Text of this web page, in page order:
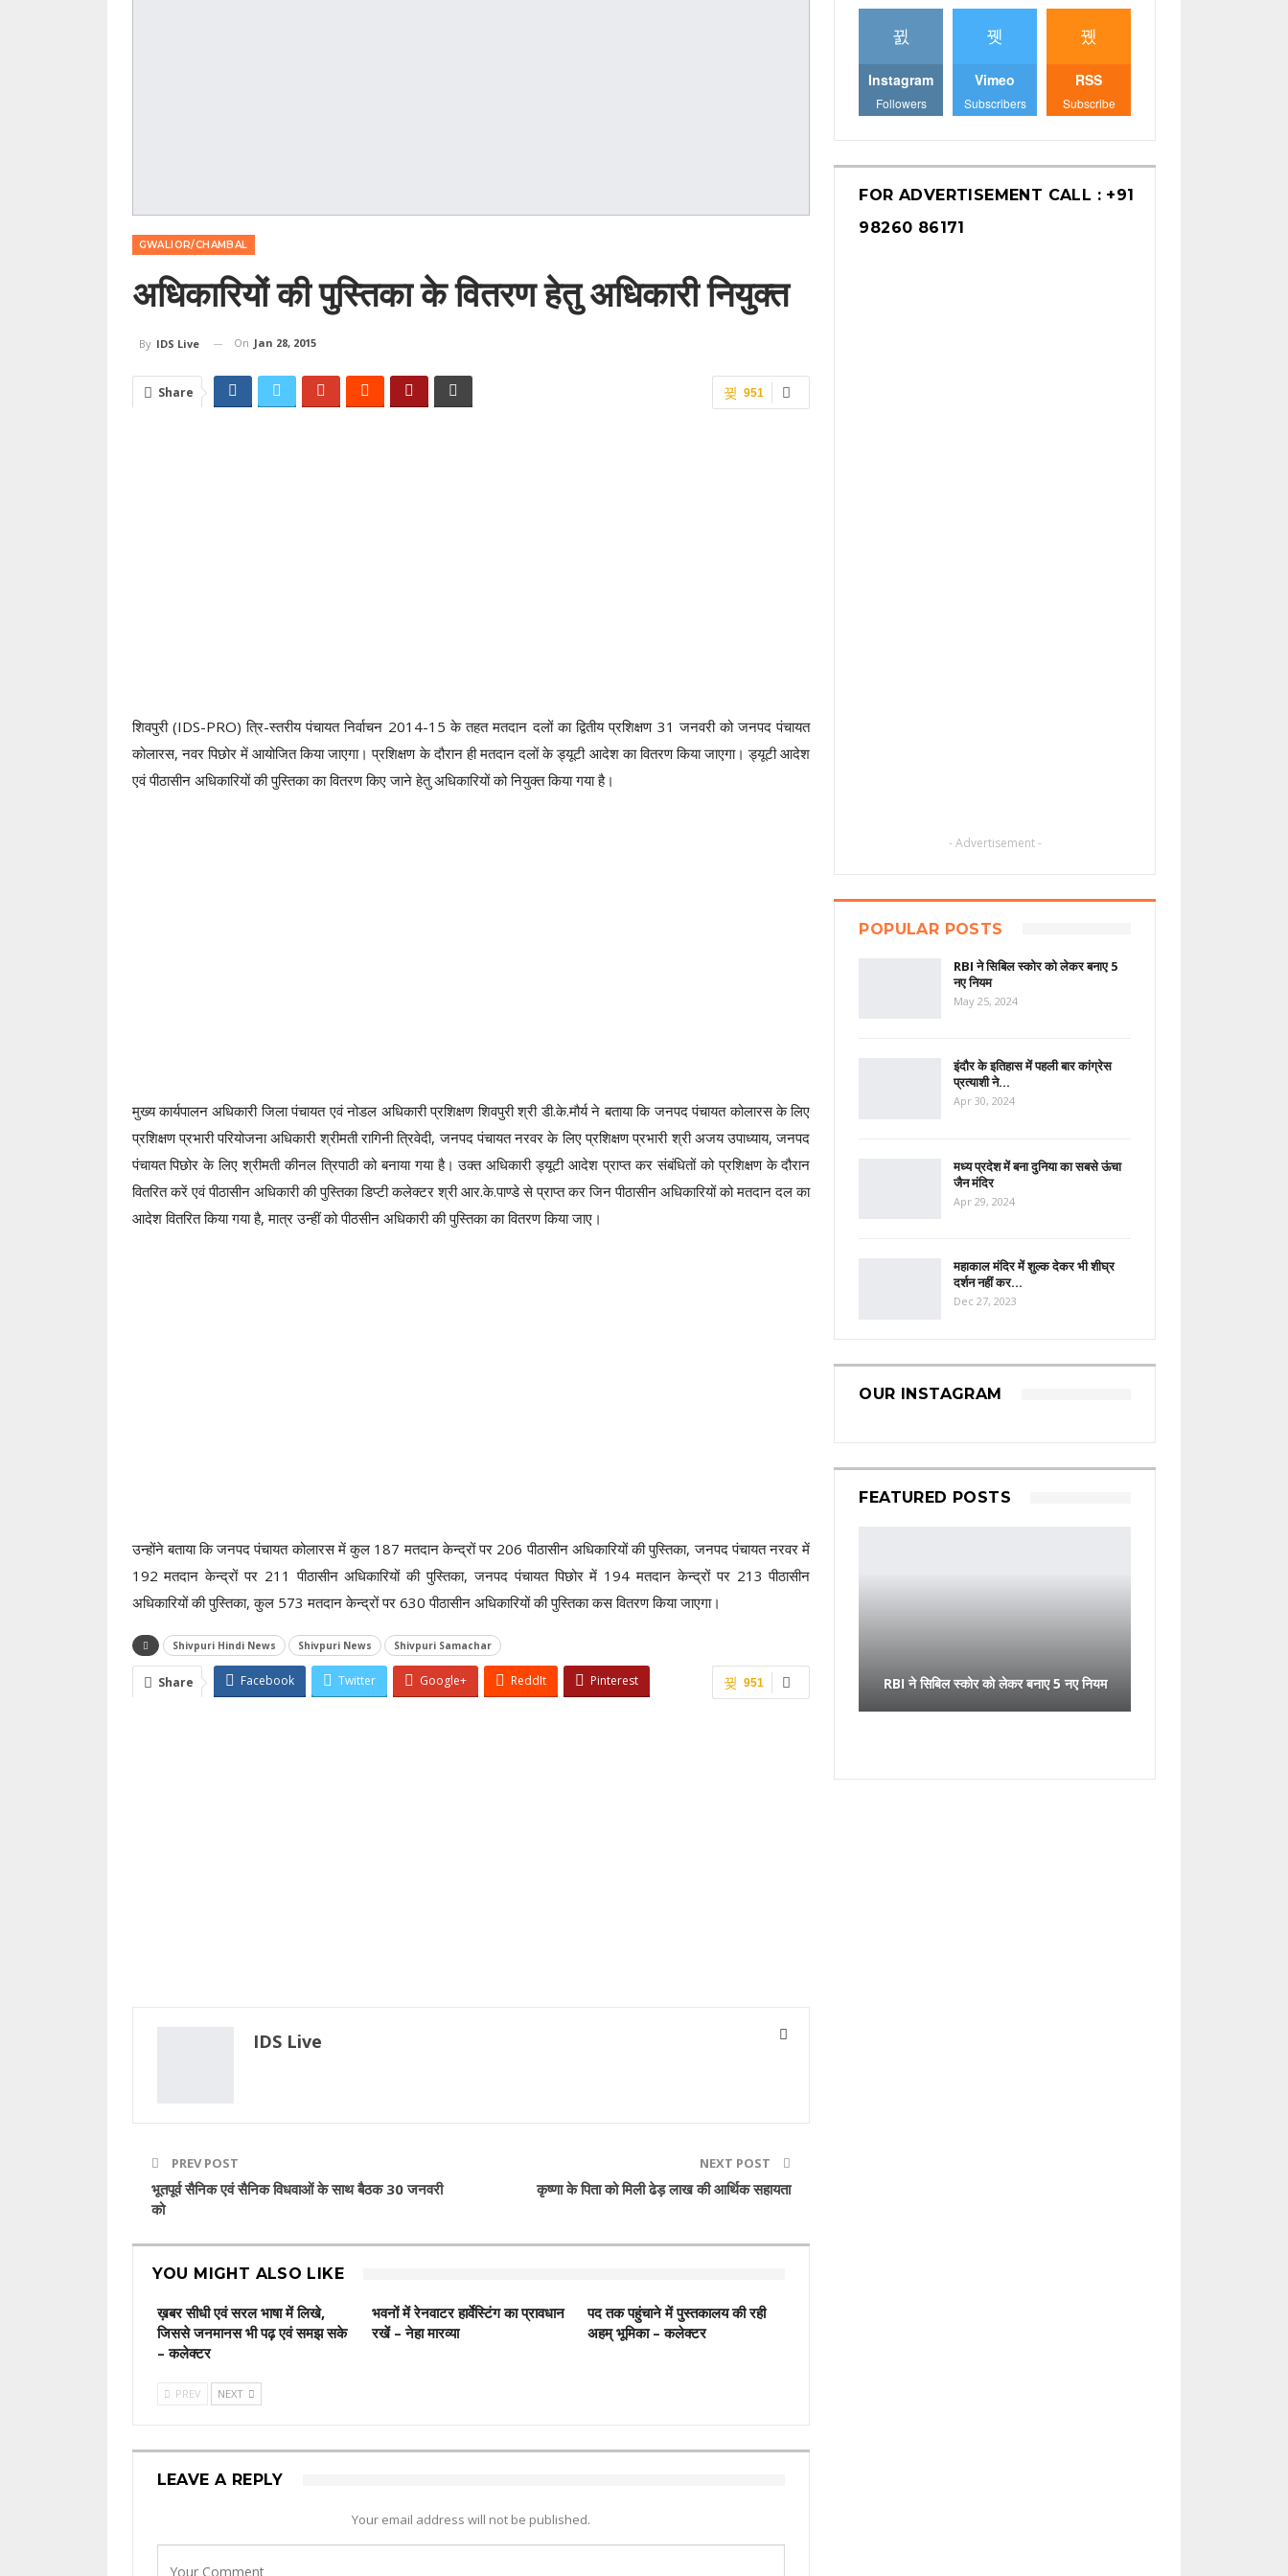
GWALIOR/CHAMBAL
अधिकारियों की पुस्तिका के वितरण हेतु अधिकारी नियुक्त
By IDS Live On Jan 28, 2015
951
Share
शिवपुरी (IDS-PRO) त्रि-स्तरीय पंचायत निर्वाचन 2014-15 के तहत मतदान दलों का द्वितीय प्रशिक्षण 31 जनवरी को जनपद पंचायत
कोलारस, नवर पिछोर में आयोजित किया जाएगा। प्रशिक्षण के दौरान ही मतदान दलों के ड्यूटी आदेश का वितरण किया जाएगा। ड्यूटी आदेश
एवं पीठासीन अधिकारियों की पुस्तिका का वितरण किए जाने हेतु अधिकारियों को नियुक्त किया गया है।
मुख्य कार्यपालन अधिकारी जिला पंचायत एवं नोडल अधिकारी प्रशिक्षण शिवपुरी श्री डी.के.मौर्य ने बताया कि जनपद पंचायत कोलारस के लिए
प्रशिक्षण प्रभारी परियोजना अधिकारी श्रीमती रागिनी त्रिवेदी, जनपद पंचायत नरवर के लिए प्रशिक्षण प्रभारी श्री अजय उपाध्याय, जनपद
पंचायत पिछोर के लिए श्रीमती कीनल त्रिपाठी को बनाया गया है। उक्त अधिकारी ड्यूटी आदेश प्राप्त कर संबंधितों को प्रशिक्षण के दौरान
वितरित करें एवं पीठासीन अधिकारी की पुस्तिका डिप्टी कलेक्टर श्री आर.के.पाण्डे से प्राप्त कर जिन पीठासीन अधिकारियों को मतदान दल का
आदेश वितरित किया गया है, मात्र उन्हीं को पीठसीन अधिकारी की पुस्तिका का वितरण किया जाए।
उन्होंने बताया कि जनपद पंचायत कोलारस में कुल 187 मतदान केन्द्रों पर 206 पीठासीन अधिकारियों की पुस्तिका, जनपद पंचायत नरवर में
192 मतदान केन्द्रों पर 211 पीठासीन अधिकारियों की पुस्तिका, जनपद पंचायत पिछोर में 194 मतदान केन्द्रों पर 213 पीठासीन
अधिकारियों की पुस्तिका, कुल 573 मतदान केन्द्रों पर 630 पीठासीन अधिकारियों की पुस्तिका कस वितरण किया जाएगा।
Shivpuri Hindi News Shivpuri News Shivpuri Samachar
951
Share Facebook Twitter Google+ ReddIt Pinterest
IDS Live
PREV POST
भूतपूर्व सैनिक एवं सैनिक विधवाओं के साथ बैठक 30 जनवरी
को
NEXT POST
कृष्णा के पिता को मिली ढेड़ लाख की आर्थिक सहायता
YOU MIGHT ALSO LIKE
ख़बर सीधी एवं सरल भाषा में लिखे,
जिससे जनमानस भी पढ़ एवं समझ सके
– कलेक्टर
भवनों में रेनवाटर हार्वेस्टिंग का प्रावधान
रखें – नेहा मारव्या
पद तक पहुंचाने में पुस्‍तकालय की रही
अहम् भूमिका – कलेक्‍टर
PREV NEXT
LEAVE A REPLY
Your email address will not be published.
Instagram
Followers
Vimeo
Subscribers
RSS
Subscribe
FOR ADVERTISEMENT CALL : +91
98260 86171
- Advertisement -
POPULAR POSTS
RBI ने सिबिल स्कोर को लेकर बनाए 5
नए नियम
May 25, 2024
इंदौर के इतिहास में पहली बार कांग्रेस
प्रत्याशी ने…
Apr 30, 2024
मध्य प्रदेश में बना दुनिया का सबसे ऊंचा
जैन मंदिर
Apr 29, 2024
महाकाल मंदिर में शुल्क देकर भी शीघ्र
दर्शन नहीं कर…
Dec 27, 2023
OUR INSTAGRAM
FEATURED POSTS
RBI ने सिबिल स्कोर को लेकर बनाए 5 नए नियम